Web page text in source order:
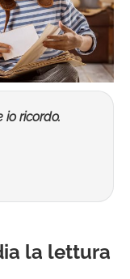
io ricordo.
la lettura